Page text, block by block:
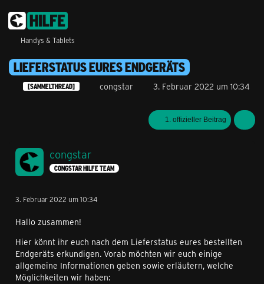
Handys & Tablets
LIEFERSTATUS EURES ENDGERÄTS
[SAMMELTHREAD] congstar 3. Februar 2022 um 10:34
1. offizieller Beitrag
congstar
CONGSTAR HILFE TEAM
3. Februar 2022 um 10:34
Hallo zusammen!
Hier könnt ihr euch nach dem Lieferstatus eures bestellten
Endgeräts erkundigen. Vorab möchten wir euch einige
allgemeine Informationen geben sowie erläutern, welche
Möglichkeiten wir haben: